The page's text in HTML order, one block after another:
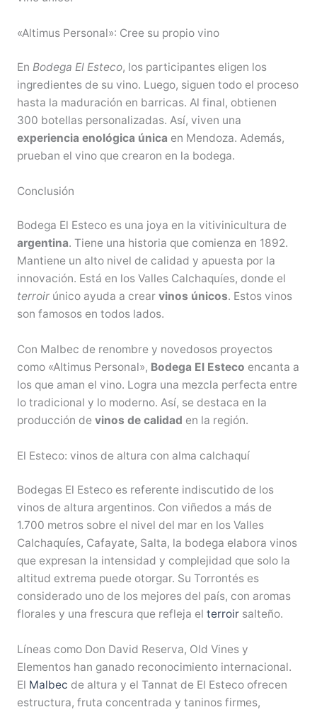
«Altimus Personal»: Cree su propio vino
En Bodega El Esteco, los participantes eligen los
ingredientes de su vino. Luego, siguen todo el proceso
hasta la maduración en barricas. Al final, obtienen
300 botellas personalizadas. Así, viven una
experiencia enológica única en Mendoza. Además,
prueban el vino que crearon en la bodega.
Conclusión
Bodega El Esteco es una joya en la vitivinicultura de
argentina. Tiene una historia que comienza en 1892.
Mantiene un alto nivel de calidad y apuesta por la
innovación. Está en los Valles Calchaquíes, donde el
terroirúnico ayuda a crear vinos únicos. Estos vinos
son famosos en todos lados.
Con Malbec de renombre y novedosos proyectos
como «Altimus Personal», Bodega El Esteco encanta a
los que aman el vino. Logra una mezcla perfecta entre
lo tradicional y lo moderno. Así, se destaca en la
producción de vinos de calidad en la región.
El Esteco: vinos de altura con alma calchaquí
Bodegas El Esteco es referente indiscutido de los
vinos de altura argentinos. Con viñedos a más de
1.700 metros sobre el nivel del mar en los Valles
Calchaquíes, Cafayate, Salta, la bodega elabora vinos
que expresan la intensidad y complejidad que solo la
altitud extrema puede otorgar. Su Torrontés es
considerado uno de los mejores del país, con aromas
florales y una frescura que refleja el terroirsalteño.
Líneas como Don David Reserva, Old Vines y
Elementos han ganado reconocimiento internacional.
El Malbec de altura y el Tannat de El Esteco ofrecen
estructura, fruta concentrada y taninos firmes,